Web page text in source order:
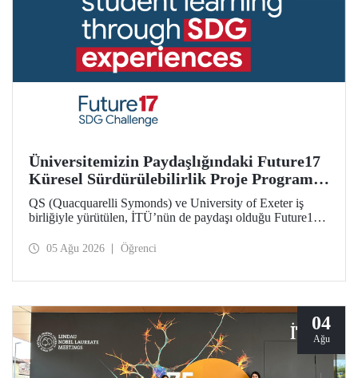
Üniversitemizin Paydaşlığındaki Future17
Küresel Sürdürülebilirlik Proje Programı,
Öğrencilerimizin Başvurularını Bekliyor
QS (Quacquarelli Symonds) ve University of Exeter iş
birliğiyle yürütülen, İTÜ’nün de paydaşı olduğu Future17
öğrenci başvuruları açıldı. Başvurular için son gün 31
05 Ağu 2026 Öğrenci
04
Ağu